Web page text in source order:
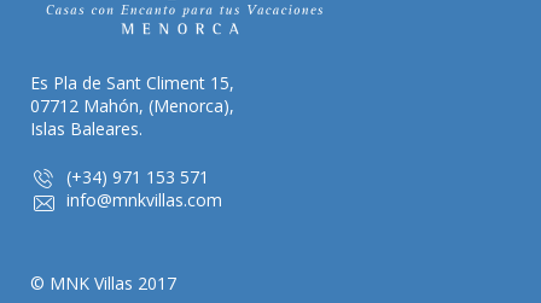
Es Pla de Sant Climent 15,
07712 Mahón, (Menorca),
Islas Baleares.
(+34) 971 153 571
info@mnkvillas.com
© MNK Villas 2017